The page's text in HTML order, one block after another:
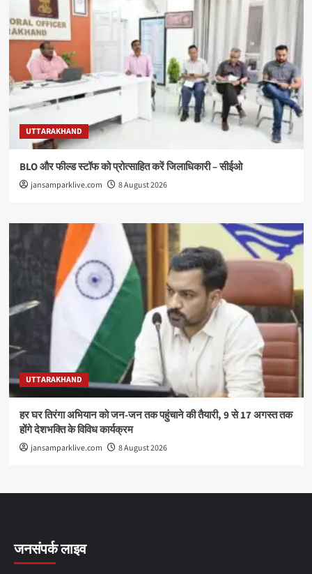
UTTARAKHAND
BLO और फील्ड स्टॉफ को प्रोत्साहित करें जिलाधिकारी – सीईओ
jansamparklive.com 8 August 2026
UTTARAKHAND
हर घर तिरंगा अभियान को जन-जन तक पहुंचाने की तैयारी, 9 से 17 अगस्त तक
होंगे देशभक्ति के विविध कार्यक्रम
jansamparklive.com 8 August 2026
जनसंपर्क लाइव